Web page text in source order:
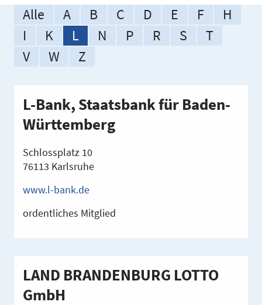
Alle A B C D E F
H
I
K L N P R S
T
V
W Z
L-Bank, Staatsbank für Baden-
Württemberg
Schlossplatz 10
76113 Karlsruhe
www.l-bank.de
ordentliches Mitglied
LAND BRANDENBURG LOTTO
GmbH